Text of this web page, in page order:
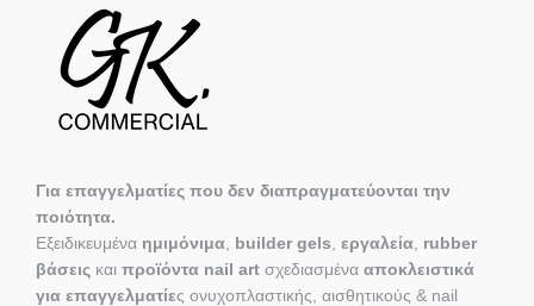
Για επαγγελματίες που δεν διαπραγματεύονται την
ποιότητα.
Εξειδικευμένα ημιμόνιμα builder gels εργαλεία rubber
βάσεις και προϊόντα nail art σχεδιασμένα αποκλειστικά
για επαγγελματίες ονυχοπλαστικής, αισθητικούς & nail